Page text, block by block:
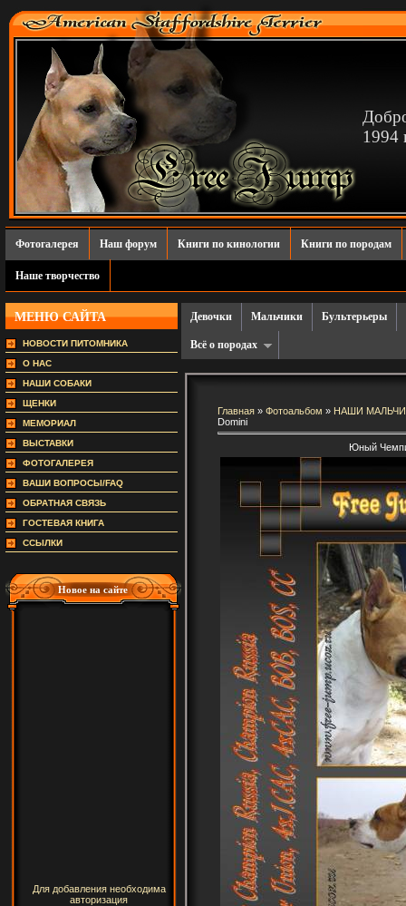
1994
Фотогалерея Наш форум Книги по кинологии Книги по породам
Наше творчество
МЕНЮ САЙТА
НОВОСТИ ПИТОМНИКА
О НАС
НАШИ СОБАКИ
ЩЕНКИ
МЕМОРИАЛ
ВЫСТАВКИ
ФОТОГАЛЕРЕЯ
ВАШИ ВОПРОСЫ/FAQ
ОБРАТНАЯ СВЯЗЬ
ГОСТЕВАЯ КНИГА
ССЫЛКИ
Новое на сайте
Для добавления необходима
авторизация
Девочки Мальчики Бультерьеры
Всё о породах
Главная» Фотоальбом » НАШИ
Domini
Юный